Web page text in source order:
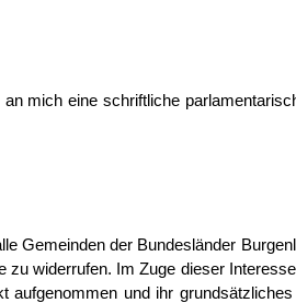
mich eine schriftliche
Gemeinden der Bundesländer
widerrufen. Im Zuge dieser
und ihr